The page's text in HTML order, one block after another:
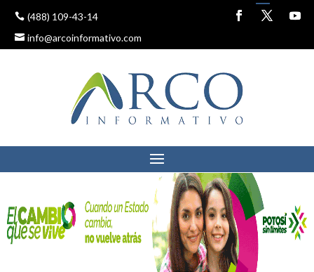
(488) 109-43-14
info@arcoinformativo.com